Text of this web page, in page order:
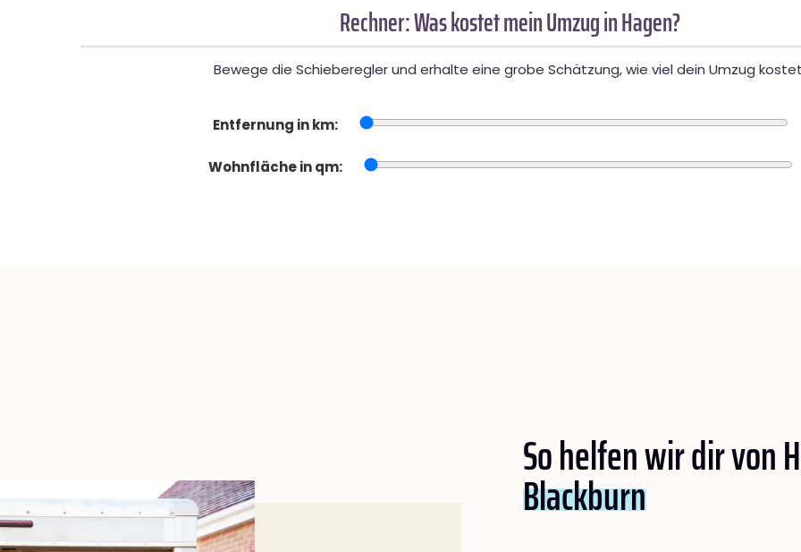
Rechner: Was kostet mein Umzug in Hagen?
Bewege die Schieberegler und erhalte eine grobe Schätzung, wie viel dein Umzug
Entfernung in km:
Wohnfläche in qm:
So helfen wir dir von
Blackburn